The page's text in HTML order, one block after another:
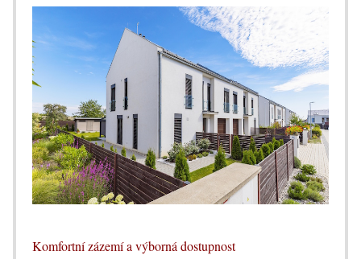
Komfortní zázemí a výborná dostupnost